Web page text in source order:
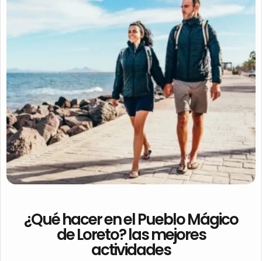
¿Qué hacer en el Pueblo Mágico
de Loreto? las mejores
actividades